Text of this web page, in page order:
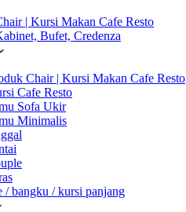
| Kursi Makan Cafe Resto
Bufet, Credenza
Chair | Kursi Makan Cafe Resto
Cafe Resto
Sofa Ukir
Minimalis
/ bangku / kursi panjang